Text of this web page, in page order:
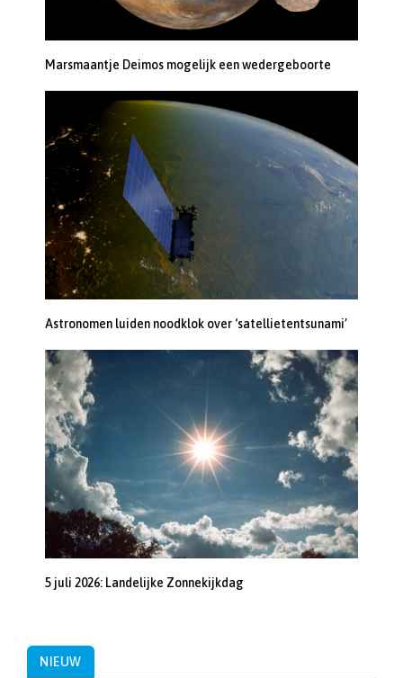
Marsmaantje Deimos mogelijk een wedergeboorte
Astronomen luiden noodklok over ‘satellietentsunami’
5 juli 2026: Landelijke Zonnekijkdag
NIEUW